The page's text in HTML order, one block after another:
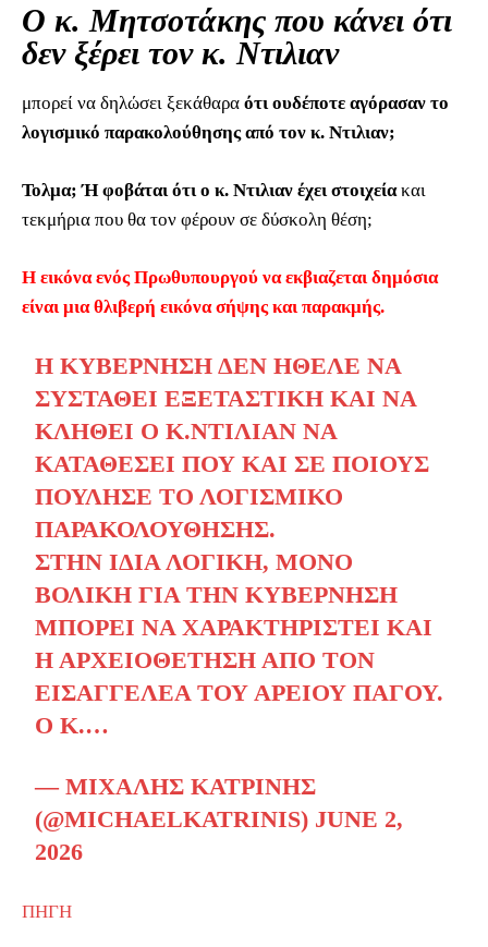
Ο κ. Μητσοτάκης που κάνει ότι
δεν ξέρει τον κ. Ντιλιαν
μπορεί να δηλώσει ξεκάθαρα ότι ουδέποτε αγόρασαν το
λογισμικό παρακολούθησης από τον κ. Ντιλιαν;
Τολμα; Ή φοβάται ότι ο κ. Ντιλιαν έχει στοιχείακαι
τεκμήρια που θα τον φέρουν σε δύσκολη θέση;
Η εικόνα ενός Πρωθυπουργού να εκβιαζεται δημόσια
είναι μια θλιβερή εικόνα σήψης και παρακμής.
Η ΚΥΒΈΡΝΗΣΗ ΔΕΝ ΉΘΕΛΕ ΝΑ
ΣΥΣΤΑΘΕΊ ΕΞΕΤΑΣΤΙΚΉ ΚΑΙ ΝΑ
ΚΛΗΘΕΊ Ο Κ.ΝΤΙΛΙΑΝ ΝΑ
ΚΑΤΑΘΈΣΕΙ ΠΟΥ ΚΑΙ ΣΕ ΠΟΙΟΥΣ
ΠΟΎΛΗΣΕ ΤΟ ΛΟΓΙΣΜΙΚΌ
ΠΑΡΑΚΟΛΟΎΘΗΣΗΣ.
ΣΤΗΝ ΊΔΙΑ ΛΟΓΙΚΉ, ΜΌΝΟ
ΒΟΛΙΚΉ ΓΙΑ ΤΗΝ ΚΥΒΈΡΝΗΣΗ
ΜΠΟΡΕΊ ΝΑ ΧΑΡΑΚΤΗΡΙΣΤΕΊ ΚΑΙ
Η ΑΡΧΕΙΟΘΈΤΗΣΗ ΑΠΌ ΤΟΝ
ΕΙΣΑΓΓΕΛΈΑ ΤΟΥ ΑΡΕΊΟΥ ΠΆΓΟΥ.
Ο Κ.…
— ΜΙΧΆΛΗΣ ΚΑΤΡΊΝΗΣ
(@MICHAELKATRINIS) JUNE 2,
2026
ΠΗΓΗ